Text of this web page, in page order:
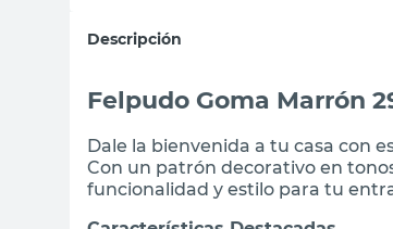
Descripción
Felpudo Goma Marrón
Dale la bienvenida a tu casa con
Con un patrón decorativo en
funcionalidad y estilo para tu